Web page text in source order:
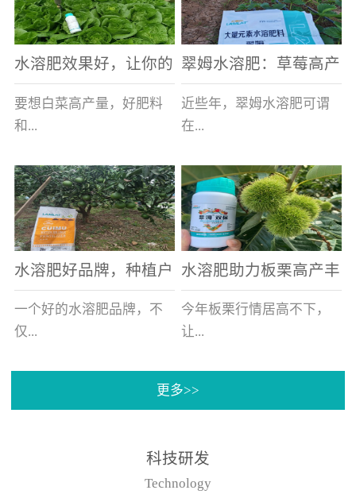
蔬菜产区，老棚数量占多
数，连年的重茬、土壤板
结等原因，导致土壤差，
作物根系...
时刻，从一大早接到收购
商的电话，就开始在草莓
大棚里忙碌。为什么窦大
哥家的草...
水溶肥效果好，让你的
白菜增产不是问题
要想白菜高产量，好肥料
和...
好的技术管理缺一不可，
相信广大白菜种植户们都
深有体会。今天就一起来
看看，什么样的水溶肥可
以让你的...
翠姆水溶肥：草莓高产
的好帮手
近些年，翠姆水溶肥可谓
在...
河北草莓区域话题不减，
不但在草莓上表现效果明
显，使用的种植户更是越
来越多。今天，借此机
会，一起来...
水溶肥好品牌，种植户
纷纷为“翠姆“点赞
一个好的水溶肥品牌，不
仅...
帮助作物增产增收，更要
实力。今天要讲的水溶肥
水溶肥助力板栗高产丰
产
今年板栗行情居高不下，
让...
许多板栗种植户都获得了
有位王大姐今年使用一款
非常火爆...
更多>>
科技研发
Technology